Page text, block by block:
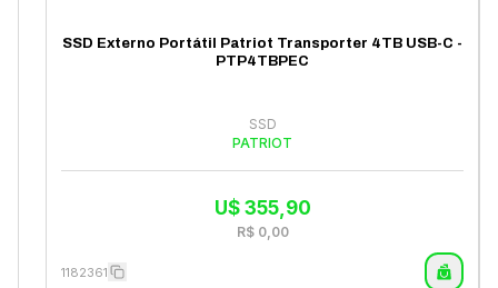
SSD Externo Portátil Patriot Transporter 4TB USB-C -
PTP4TBPEC
SSD
PATRIOT
U$ 355,90
R$ 0,00
1182361